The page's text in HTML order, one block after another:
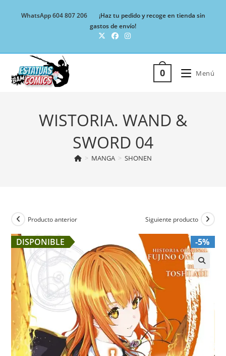
WhatsApp 604 807 206
¡Haz tu pedido y recoge en tienda sin
gastos de envío!
0 Menú
WISTORIA. WAND &
SWORD 04
> MANGA > SHONEN
Producto anterior Siguiente producto
🔍
DISPONIBLE -5%